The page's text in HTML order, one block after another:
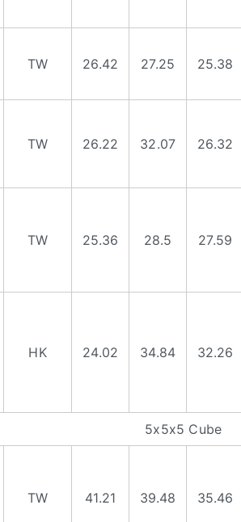
TW 26.42 27.25 25.38
TW 26.22 32.07 26.32
TW 25.36 28.5 27.59
HK 24.02 34.84 32.26
5x5x5 Cube
TW 41.21 39.48 35.46